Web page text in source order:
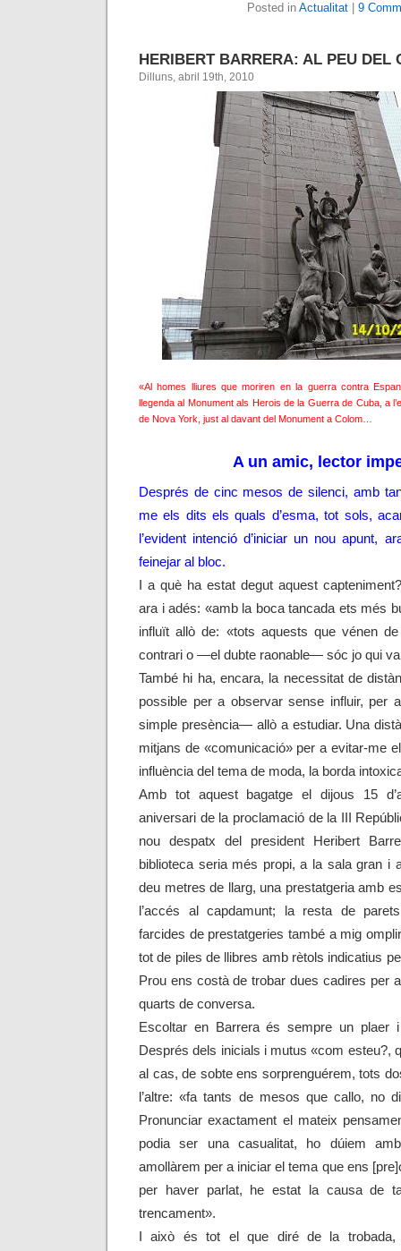
Posted in Actualitat| 9
HERIBERT BARRERA: AL PEU DEL
Dilluns, abril 19th, 2010
«Al homes lliures que moriren en la guerra contra
llegenda al Monument als Herois de la Guerra de Cuba, a
de Nova York, just al davant del Monument a Colom…
A un amic, lector
Després de cinc mesos de silenci, amb
me els dits els quals d’esma, tot sols,
l’evident intenció d’iniciar un nou apunt,
feinejar al bloc.
I a què ha estat degut aquest
ara i adés: «amb la boca tancada ets més
influït allò de: «tots aquests que vénen
contrari o —el dubte raonable— sóc jo qui
També hi ha, encara, la necessitat de
possible per a observar sense influir, per
simple presència— allò a estudiar. Una
mitjans de «comunicació» per a evitar-me
influència del tema de moda, la borda
Amb tot aquest bagatge el dijous 15
aniversari de la proclamació de la III
nou despatx del president Heribert
biblioteca seria més propi, a la sala gran i
deu metres de llarg, una prestatgeria amb
l’accés al capdamunt; la resta de
farcides de prestatgeries també a mig
tot de piles de llibres amb rètols indicatius
Prou ens costà de trobar dues cadires per
quarts de conversa.
Escoltar en Barrera és sempre un plaer
Després dels inicials i mutus «com esteu?,
al cas, de sobte ens sorprenguérem, tots
l’altre: «fa tants de mesos que callo, no
Pronunciar exactament el mateix
podia ser una casualitat, ho dúiem
amollàrem per a iniciar el tema que ens
per haver parlat, he estat la causa de
trencament».
I això és tot el que diré de la